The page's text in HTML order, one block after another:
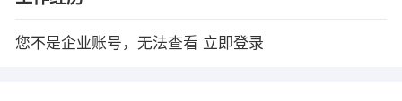
您不是企业账号，无法查看 立即登录